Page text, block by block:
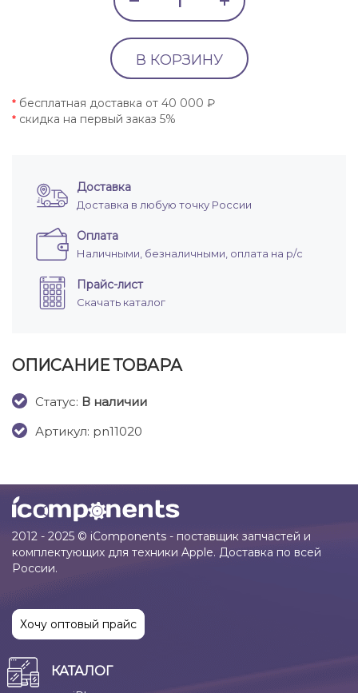
В КОРЗИНУ
* бесплатная доставка от 40 000 ₽
* скидка на первый заказ 5%
Доставка
Доставка в любую точку России
Оплата
Наличными, безналичными, оплата на р/с
Прайс-лист
Скачать каталог
ОПИСАНИЕ ТОВАРА
Cтатус: В наличии
Артикул: pn11020
2012 - 2025 © iComponents - поставщик запчастей и
комплектующих для техники Apple. Доставка по всей
России.
Хочу оптовый прайс
КАТАЛОГ